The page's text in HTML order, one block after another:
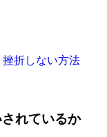
折しない方法
れているか